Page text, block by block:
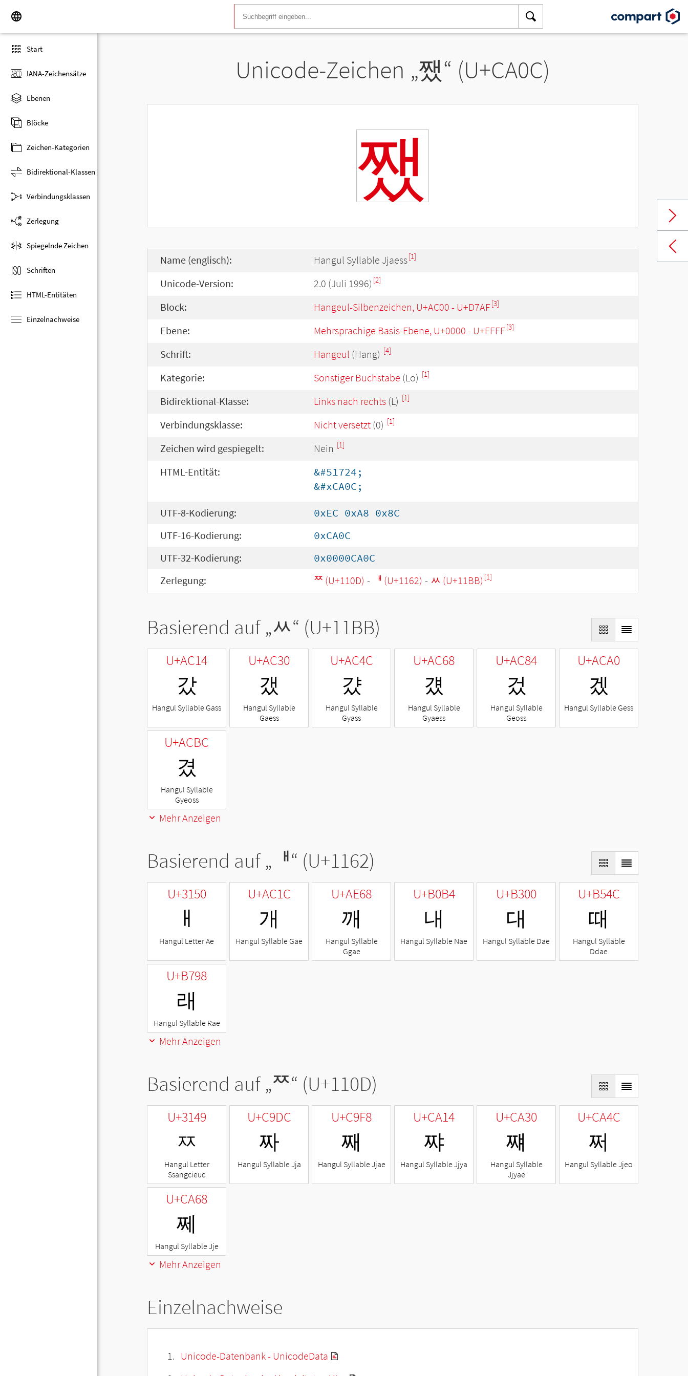
Start
IANA-Zeichensätze
Ebenen
Blöcke
Zeichen-Kategorien
Bidirektional-Klassen
Verbindungsklassen
Zerlegung
Spiegelnde Zeichen
Schriften
HTML-Entitäten
Einzelnachweise
Unicode-Zeichen „쨌“ (U+CA0C)
쨌
Name (englisch): Hangul Syllable Jjaess[1]
Unicode-Version: 2.0 (Juli 1996) [2]
Block: Hangeul-Silbenzeichen, U+AC00 - U+D7AF[3]
Ebene: Mehrsprachige Basis-Ebene, U+0000 - U+FFFF[3]
Schrift: Hangeul (Hang) [4]
Kategorie: Sonstiger Buchstabe (Lo) [1]
Bidirektional-Klasse: Links nach rechts (L) [1]
Verbindungsklasse: Nicht versetzt (0) [1]
Zeichen wird gespiegelt: Nein [1]
HTML-Entität:
&#51724;
&#xCA0C;
UTF-8-Kodierung:
0xEC 0xA8 0x8C
UTF-16-Kodierung:
0xCA0C
UTF-32-Kodierung:
0x0000CA0C
Zerlegung:
ᄍ (U+110D) - ᅢ (U+1162) - ᆻ (U+11BB) [1]
Basierend auf „ᆻ“ (U+11BB)
U+AC14
갔
Hangul Syllable Gass
U+AC30
갰
Hangul Syllable
Gaess
U+AC4C
걌
Hangul Syllable
Gyass
U+AC68
걨
Hangul Syllable
Gyaess
U+AC84
겄
Hangul Syllable
Geoss
U+ACA0
겠
Hangul Syllable Gess
U+ACBC
겼
Hangul Syllable
Gyeoss
Mehr Anzeigen
Basierend auf „ ᅢ“ (U+1162)
U+3150
ㅐ
Hangul Letter Ae
U+AC1C
개
Hangul Syllable Gae
U+AE68
깨
Hangul Syllable
Ggae
U+B0B4
내
Hangul Syllable Nae
U+B300
대
Hangul Syllable Dae
U+B54C
때
Hangul Syllable
Ddae
U+B798
래
Hangul Syllable Rae
Mehr Anzeigen
Basierend auf „ᄍ“ (U+110D)
U+3149
ㅉ
Hangul Letter
Ssangcieuc
U+C9DC
짜
Hangul Syllable Jja
U+C9F8
째
Hangul Syllable Jjae
U+CA14
쨔
Hangul Syllable Jjya
U+CA30
쨰
Hangul Syllable
Jjyae
U+CA4C
쩌
Hangul Syllable Jjeo
U+CA68
쩨
Hangul Syllable Jje
Mehr Anzeigen
Einzelnachweise
Unicode-Datenbank - UnicodeData